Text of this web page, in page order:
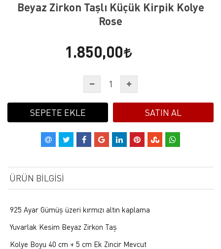
Beyaz Zirkon Taşlı Küçük Kirpik Kolye
Rose
1.850,00
SEPETE EKLE SATIN AL
ÜRÜN BILGISI
925 Ayar Gümüş üzeri kırmızı altın kaplama
Yuvarlak Kesim Beyaz Zirkon Taş
Kolye Boyu 40 cm + 5 cm Ek Zincir Mevcut